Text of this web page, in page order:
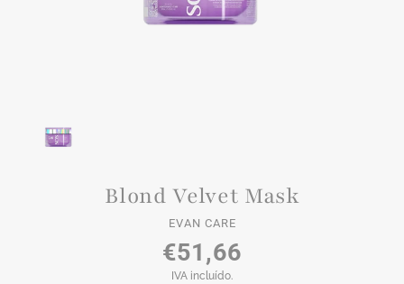
Blond Velvet Mask
EVAN CARE
€51,66
IVA incluído.